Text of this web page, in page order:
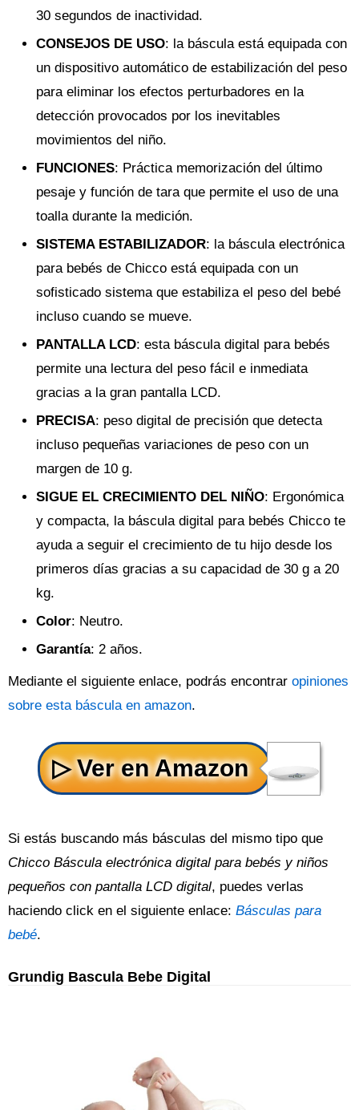
30 segundos de inactividad.
CONSEJOS DE USO: la báscula está equipada con
un dispositivo automático de estabilización del peso
para eliminar los efectos perturbadores en la
detección provocados por los inevitables
movimientos del niño.
FUNCIONES: Práctica memorización del último
pesaje y función de tara que permite el uso de una
toalla durante la medición.
SISTEMA ESTABILIZADOR: la báscula electrónica
para bebés de Chicco está equipada con un
sofisticado sistema que estabiliza el peso del bebé
incluso cuando se mueve.
PANTALLA LCD: esta báscula digital para bebés
permite una lectura del peso fácil e inmediata
gracias a la gran pantalla LCD.
PRECISA: peso digital de precisión que detecta
incluso pequeñas variaciones de peso con un
margen de 10 g.
SIGUE EL CRECIMIENTO DEL NIÑO: Ergonómica
y compacta, la báscula digital para bebés Chicco te
ayuda a seguir el crecimiento de tu hijo desde los
primeros días gracias a su capacidad de 30 g a 20
kg.
Color: Neutro.
Garantía: 2 años.
Mediante el siguiente enlace, podrás encontrar opiniones
sobre esta báscula en amazon.
Si estás buscando más básculas del mismo tipo que
Chicco Báscula electrónica digital para bebés y niños
pequeños con pantalla LCD digital, puedes verlas
haciendo click en el siguiente enlace: Básculas para
bebé.
Grundig Bascula Bebe Digital